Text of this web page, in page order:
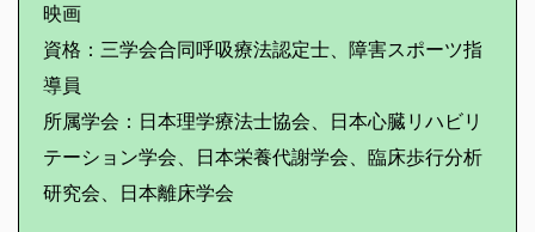
映画
資格：三学会合同呼吸療法認定士、障害スポーツ指
導員
所属学会：日本理学療法士協会、日本心臓リハビリ
テーション学会、日本栄養代謝学会、臨床歩行分析
研究会、日本離床学会